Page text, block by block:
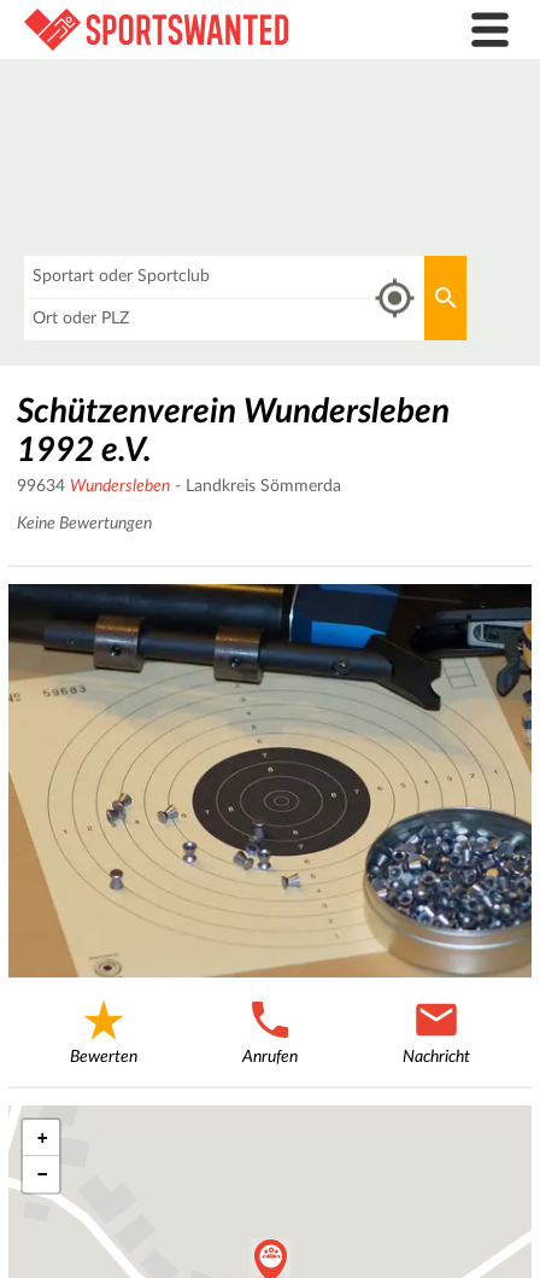
Schützenverein Wundersleben
1992 e.V.
99634 Wundersleben - Landkreis Sömmerda
Keine Bewertungen
Bewerten Anrufen Nachricht
+
−